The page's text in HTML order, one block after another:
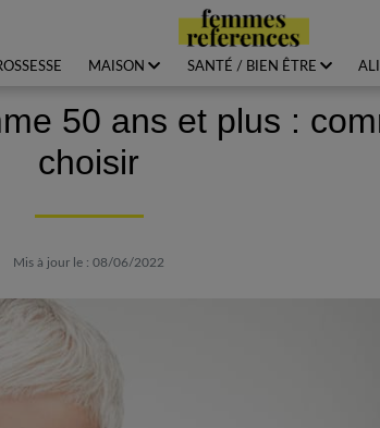
MAISON SANTÉ / BIEN ÊTRE
50 ans et plus :
choisir
Mis à jour le : 08/06/2022